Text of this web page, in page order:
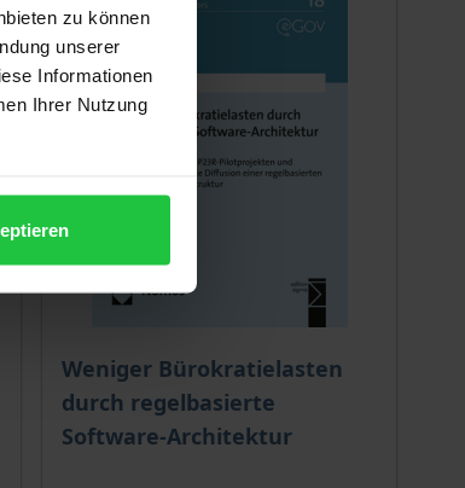
zu können
unserer
Informationen
Ihrer Nutzung
Produktdetailseite
der gewählten Produktoption auf der
Weniger Bürokratielasten
durch regelbasierte
Software-Architektur
Der Preis dieses Titels richtet sich nach